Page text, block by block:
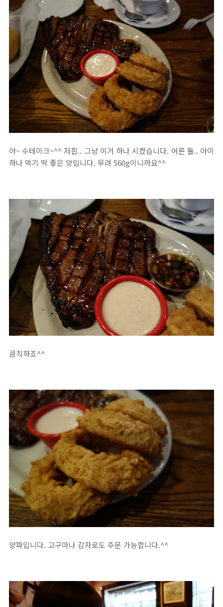
아~ 수테이크~^^ 저흰.. 그냥 이거 하나 시켰습니다. 어른 둘.. 아이
하나 먹기 딱 좋은 양입니다. 무려 560g이니까요^^
큼직하죠^^
양파입니다. 고구마나 감자로도 주문 가능합니다.^^